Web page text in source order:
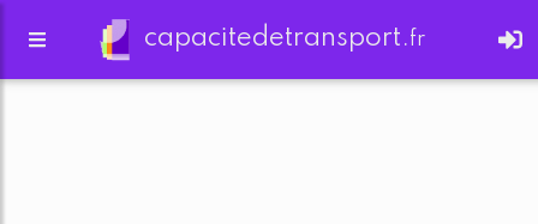
capacitedetransport.fr